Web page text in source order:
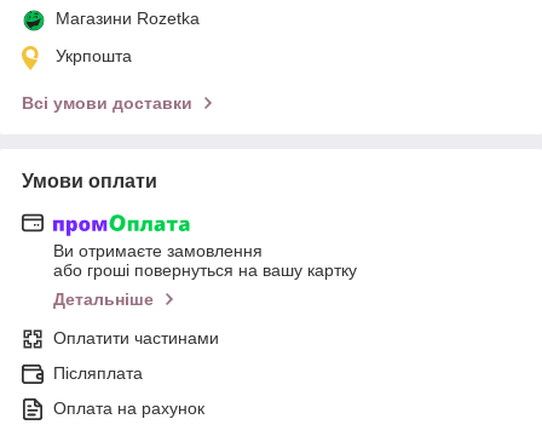
Магазини Rozetka
Укрпошта
Всі умови доставки
Умови оплати
Ви отримаєте замовлення
або гроші повернуться на вашу картку
Детальніше
Оплатити частинами
Післяплата
Оплата на рахунок